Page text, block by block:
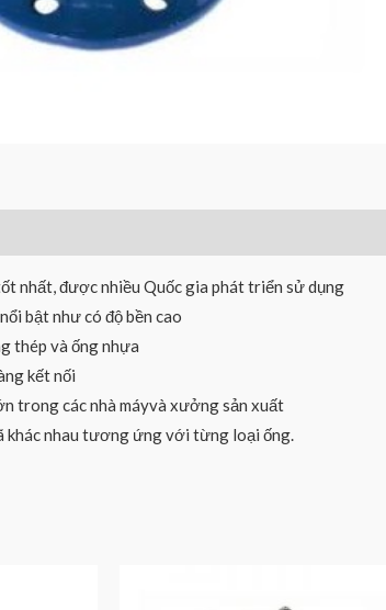
nhất, được nhiều Quốc gia phát triển sử dụng
bật như có độ bền cao
thép và ống nhựa
kết nối
trong các nhà máyvà xưởng sản xuất
khác nhau tương ứng với từng loại ống.